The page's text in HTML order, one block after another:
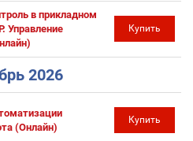
в прикладном
Управление
Купить
2026
(Онлайн)
Купить